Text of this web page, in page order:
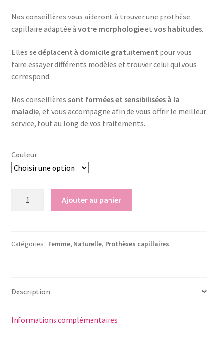
Nos conseillères vous aideront à trouver une prothèse
capillaire adaptée à votre morphologieet vos habitudes.
Elles se déplacent à domicile gratuitement pour vous
faire essayer différents modèles et trouver celui qui vous
correspond.
Nos conseillères sont formées et sensibilisées à la
maladie, et vous accompagne afin de vous offrir le meilleur
service, tout au long de vos traitements.
Couleur
Odyssée
Ajouter au panier
Catégories : Femme, Naturelle, Prothèses capillaires
Description
Informations complémentaires